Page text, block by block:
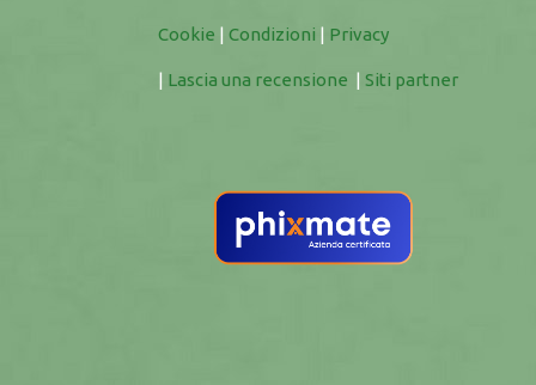
Cookie |Condizioni | Privacy
| Lascia una recensione |Siti partner